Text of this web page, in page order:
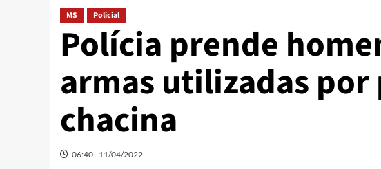
MS Policial
Polícia prende
armas utilizadas
chacina
06:40 - 11/04/2022